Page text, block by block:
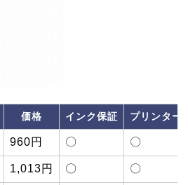
価格 インク保証 プリンター
960円 〇 〇
1,013円 〇 〇